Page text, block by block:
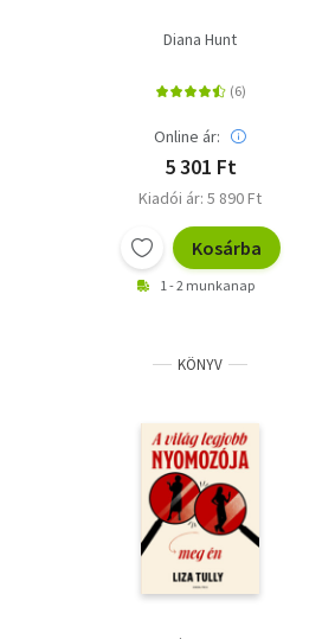
Diana Hunt
Online ár:
5 301 Ft
Kiadói ár: 5 890 Ft
Kosárba
1 - 2 munkanap
KÖNYV